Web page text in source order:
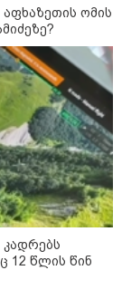
არაფერია, თუ
- ნიკა
შევხვდი ამ
რომ
ვაკეთებო
კახა კალაძე
რუსეთთან
აფხაზეთის ომის
12 წლის წინ